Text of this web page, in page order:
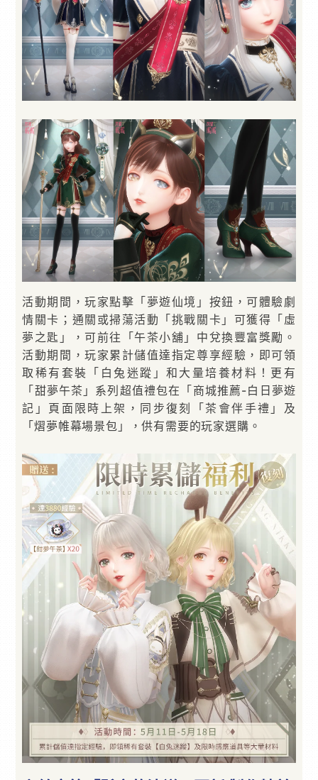
活動期間，玩家點擊「夢遊仙境」按鈕，可體驗劇
情關卡；通關或掃蕩活動「挑戰關卡」可獲得「虛
夢之匙」，可前往「午茶小舖」中兌換豐富獎勵。
活動期間，玩家累計儲值達指定尊享經驗，即可領
取稀有套裝「白兔迷蹤」和大量培養材料！更有
「甜夢午茶」系列超值禮包在「商城推薦-白日夢遊
記」頁面限時上架，同步復刻「茶會伴手禮」及
「熠夢帷幕場景包」，供有需要的玩家選購。